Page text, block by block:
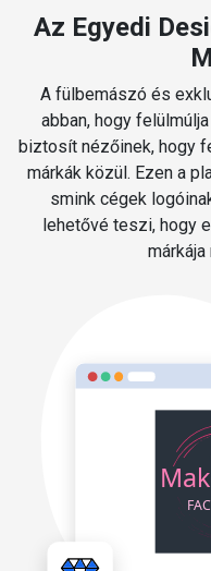
Az Egyedi
A fülbemászó és
abban, hogy
biztosít nézőinek, hogy
márkák közül. Ezen a
smink cégek
lehetővé teszi, hogy